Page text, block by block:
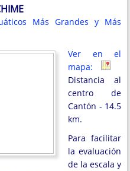
Más Grandes y Más
Ver en el
mapa:
Distancia al
centro de
Cantón - 14.5
km.
Para facilitar
la evaluación
de la escala y